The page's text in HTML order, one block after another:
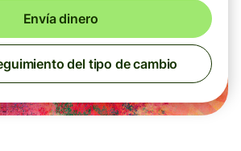
Envía dinero
del tipo de cambio